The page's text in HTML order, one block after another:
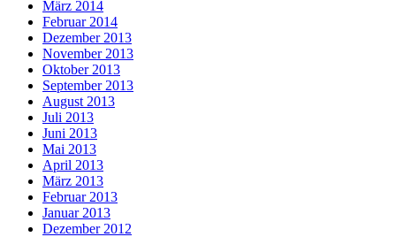
März 2014
Februar 2014
Dezember 2013
November 2013
Oktober 2013
September 2013
August 2013
Juli 2013
Juni 2013
Mai 2013
April 2013
März 2013
Februar 2013
Januar 2013
Dezember 2012